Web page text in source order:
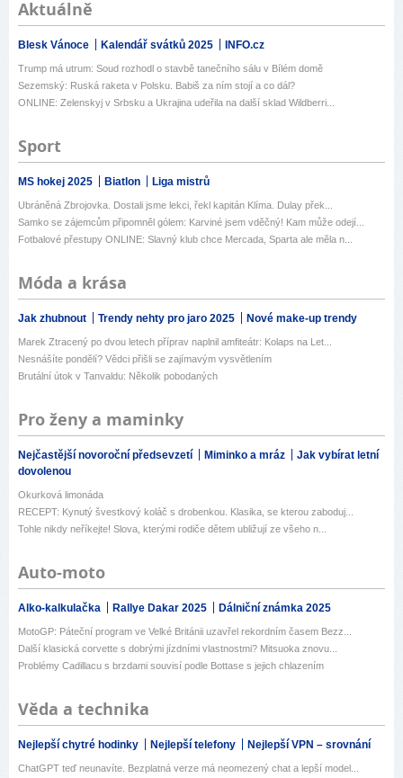
Aktuálně
Blesk Vánoce Kalendář svátků 2025 INFO.cz
Trump má utrum: Soud rozhodl o stavbě tanečního sálu v Bílém domě
Sezemský: Ruská raketa v Polsku. Babiš za ním stojí a co dál?
ONLINE: Zelenskyj v Srbsku a Ukrajina udeřila na další sklad Wildberri...
Sport
MS hokej 2025 Biatlon Liga mistrů
Ubráněná Zbrojovka. Dostali jsme lekci, řekl kapitán Klíma. Dulay přek...
Samko se zájemcům připomněl gólem: Karviné jsem vděčný! Kam může odejí...
Fotbalové přestupy ONLINE: Slavný klub chce Mercada, Sparta ale měla n...
Móda a krása
Jak zhubnout Trendy nehty pro jaro 2025 Nové make-up trendy
Marek Ztracený po dvou letech příprav naplnil amfiteátr: Kolaps na Let...
Nesnášíte pondělí? Vědci přišli se zajímavým vysvětlením
Brutální útok v Tanvaldu: Několik pobodaných
Pro ženy a maminky
Nejčastější novoroční předsevzetí Miminko a mráz
Jak vybírat letní
dovolenou
Okurková limonáda
RECEPT: Kynutý švestkový koláč s drobenkou. Klasika, se kterou zaboduj...
Tohle nikdy neříkejte! Slova, kterými rodiče dětem ubližují ze všeho n...
Auto-moto
Alko-kalkulačka Rallye Dakar 2025 Dálniční známka 2025
MotoGP: Páteční program ve Velké Británii uzavřel rekordním časem Bezz...
Další klasická corvette s dobrými jízdními vlastnostmi? Mitsuoka znovu...
Problémy Cadillacu s brzdami souvisí podle Bottase s jejich chlazením
Věda a technika
Nejlepší chytré hodinky Nejlepší telefony Nejlepší VPN – srovnání
ChatGPT teď neunavíte. Bezplatná verze má neomezený chat a lepší model...